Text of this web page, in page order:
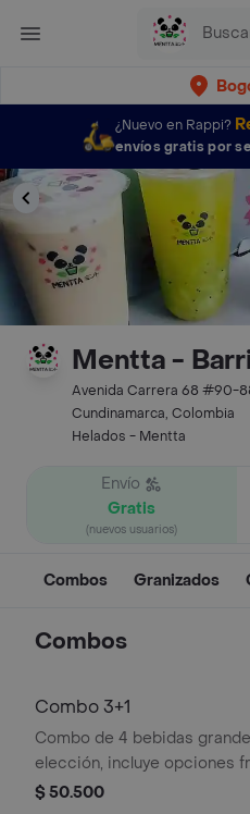
¿Nuevo en Rappi?
envíos gratis por
Mentta -
Avenida Carrera 68 #90-
Cundinamarca, Colombia
Helados - Mentta
Envío
Gratis
(nuevos usuarios)
Combos Granizados
Combos
Combo 3+1
Combo de 4 bebidas
elección, incluye opciones
visibles.
$ 50.500